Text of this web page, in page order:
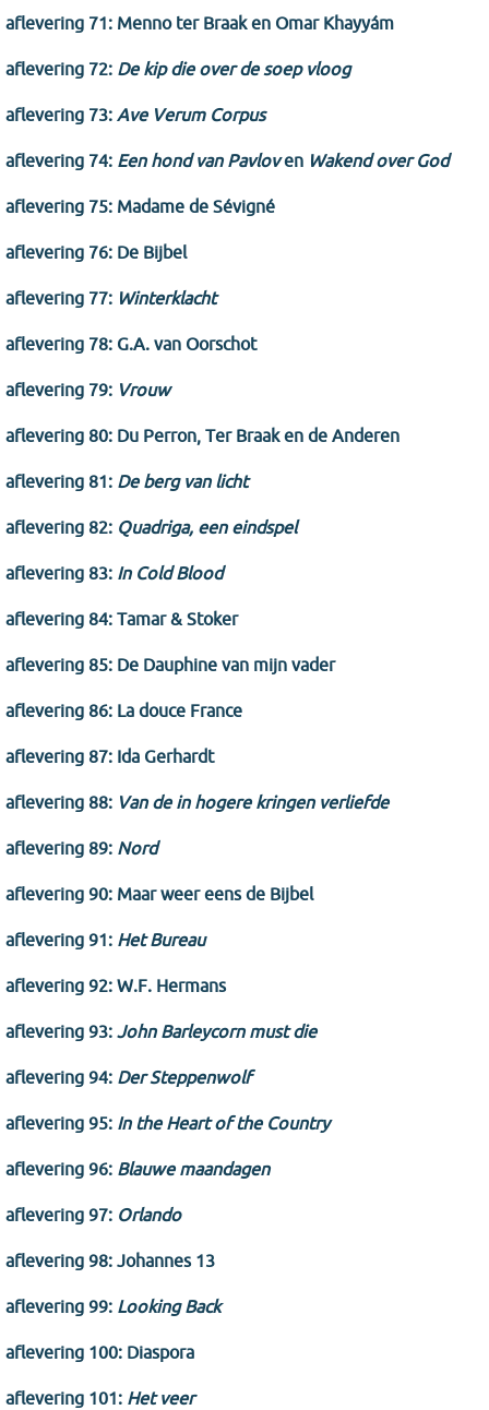
aflevering 71: Menno ter Braak en Omar Khayyám
aflevering 72: De kip die over de soep vloog
aflevering 73: Ave Verum Corpus
aflevering 74: Een hond van Pavloven Wakend over God
aflevering 75: Madame de Sévigné
aflevering 76: De Bijbel
aflevering 77: Winterklacht
aflevering 78: G.A. van Oorschot
aflevering 79:Vrouw
aflevering 80: Du Perron, Ter Braak en de Anderen
aflevering 81: De berg van licht
aflevering 82: Quadriga, een eindspel
aflevering 83:In Cold Blood
aflevering 84: Tamar & Stoker
aflevering 85: De Dauphine van mijn vader
aflevering 86: La douce France
aflevering 87: Ida Gerhardt
aflevering 88: Van de in hogere kringen verliefde
aflevering 89: Nord
aflevering 90: Maar weer eens de Bijbel
aflevering 91: Het Bureau
aflevering 92: W.F. Hermans
aflevering 93: John Barleycorn must die
aflevering 94: Der Steppenwolf
aflevering 95: In the Heart of the Country
aflevering 96: Blauwe maandagen
aflevering 97: Orlando
aflevering 98: Johannes 13
aflevering 99: Looking Back
aflevering 100: Diaspora
aflevering 101: Het veer